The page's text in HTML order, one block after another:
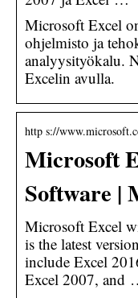
Microsoft Excel
ohjelmisto ja
analyysityökalu.
Excelin avulla.
http s://
Microsoft
Software |
Microsoft Excel
is the latest
include Excel
Excel 2007, and